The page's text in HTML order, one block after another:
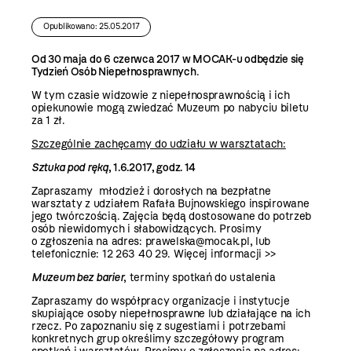
Opublikowano: 25.05.2017
Od 30 maja do 6 czerwca 2017 w MOCAK-u odbędzie się
Tydzień Osób Niepełnosprawnych.
W tym czasie widzowie z niepełnosprawnością i ich
opiekunowie mogą zwiedzać Muzeum po nabyciu biletu
za 1 zł.
Szczególnie zachęcamy do udziału w warsztatach:
Sztuka pod ręką, 1.6.2017, godz. 14
Zapraszamy młodzież i dorosłych na bezpłatne
warsztaty z udziałem Rafała Bujnowskiego inspirowane
jego twórczością. Zajęcia będą dostosowane do potrzeb
osób niewidomych i słabowidzących. Prosimy
o zgłoszenia na adres: prawelska@mocak.pl, lub
telefonicznie: 12 263 40 29. Więcej informacji >>
Muzeum bez barier, terminy spotkań do ustalenia
Zapraszamy do współpracy organizacje i instytucje
skupiające osoby niepełnosprawne lub działające na ich
rzecz. Po zapoznaniu się z sugestiami i potrzebami
konkretnych grup określimy szczegółowy program